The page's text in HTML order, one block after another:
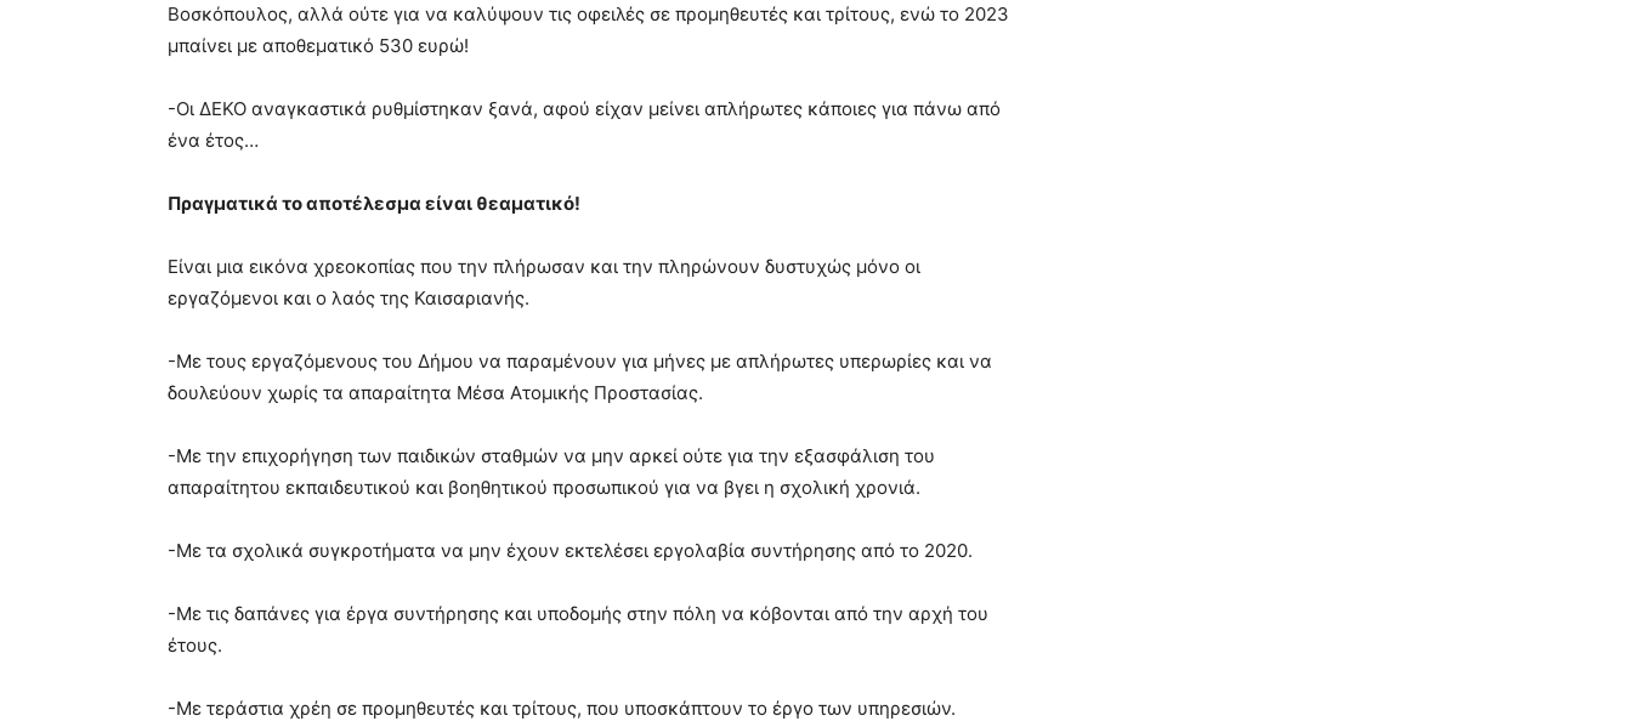
Βοσκόπουλος, αλλά ούτε για να καλύψουν τις οφειλές σε προμηθευτές και τρίτους, ενώ το 2023
μπαίνει με αποθεματικό 530 ευρώ!
-Οι ΔΕΚΟ αναγκαστικά ρυθμίστηκαν ξανά, αφού είχαν μείνει απλήρωτες κάποιες για πάνω από
ένα έτος…
Πραγματικά το αποτέλεσμα είναι θεαματικό!
Είναι μια εικόνα χρεοκοπίας που την πλήρωσαν και την πληρώνουν δυστυχώς μόνο οι
εργαζόμενοι και ο λαός της Καισαριανής.
-Με τους εργαζόμενους του Δήμου να παραμένουν για μήνες με απλήρωτες υπερωρίες και να
δουλεύουν χωρίς τα απαραίτητα Μέσα Ατομικής Προστασίας.
-Με την επιχορήγηση των παιδικών σταθμών να μην αρκεί ούτε για την εξασφάλιση του
απαραίτητου εκπαιδευτικού και βοηθητικού προσωπικού για να βγει η σχολική χρονιά.
-Με τα σχολικά συγκροτήματα να μην έχουν εκτελέσει εργολαβία συντήρησης από το 2020.
-Με τις δαπάνες για έργα συντήρησης και υποδομής στην πόλη να κόβονται από την αρχή του
έτους.
-Με τεράστια χρέη σε προμηθευτές και τρίτους, που υποσκάπτουν το έργο των υπηρεσιών.